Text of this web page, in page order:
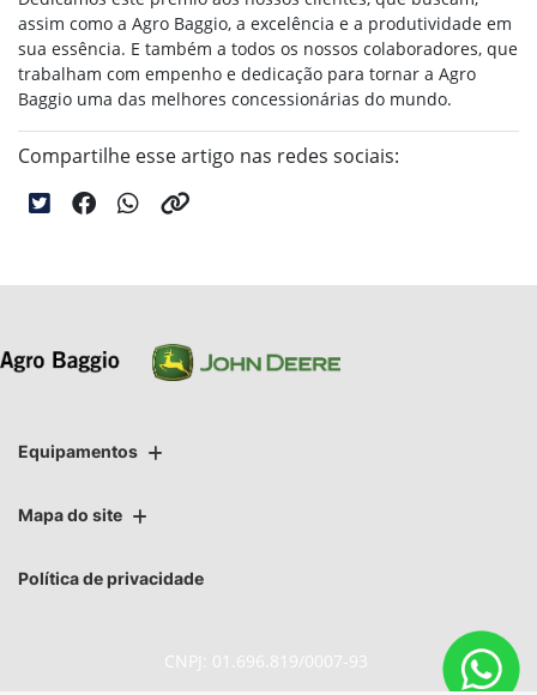
assim como a Agro Baggio, a excelência e a produtividade em
sua essência. E também a todos os nossos colaboradores, que
trabalham com empenho e dedicação para tornar a Agro
Baggio uma das melhores concessionárias do mundo.
Compartilhe esse artigo nas redes sociais:
Equipamentos
Mapa do site
Política de privacidade
CNPJ: 01.696.819/0007-93